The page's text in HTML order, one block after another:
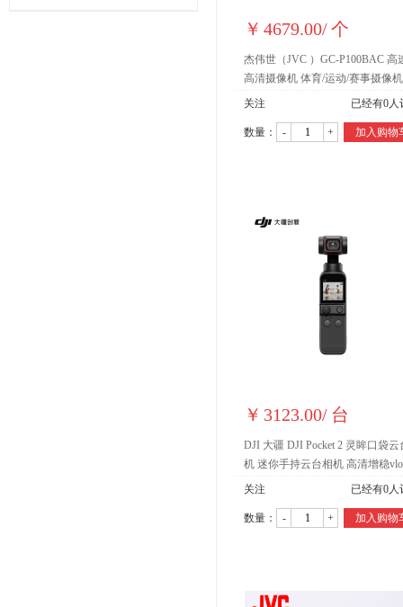
￥ 4679.00/个
杰伟世（JVC ）GC-P100BAC 高
高清摄像机 体育/运动/赛事摄像机
（500fps、F1.2大光圈）
关注 已经有0人
数量： - + 加入购物
￥ 3123.00/ 台
DJI 大疆 DJI Pocket 2 灵眸口袋云
机 迷你手持云台相机 高清增稳
像机 无损防抖 美颜拍摄
关注 已经有0人
数量： - + 加入购物